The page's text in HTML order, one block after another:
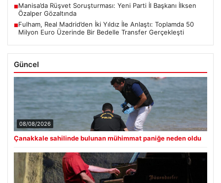
■Manisa’da Rüşvet Soruşturması: Yeni Parti İl Başkanı İlksen
Özalper Gözaltında
■Fulham, Real Madrid’den İki Yıldız İle Anlaştı: Toplamda 50
Milyon Euro Üzerinde Bir Bedelle Transfer Gerçekleşti
Güncel
08/08/2026
Çanakkale sahilinde bulunan mühimmat paniğe neden oldu